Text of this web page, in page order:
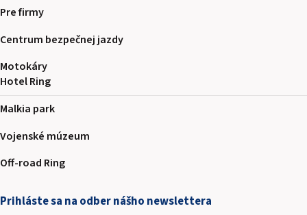
Pre firmy
Centrum bezpečnej jazdy
Motokáry
Hotel Ring
Malkia park
Vojenské múzeum
Off-road Ring
Prihláste sa na odber nášho newslettera